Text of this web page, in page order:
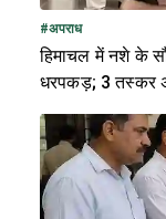
#अपराध
हिमाचल में नशे के
धरपकड़; 3